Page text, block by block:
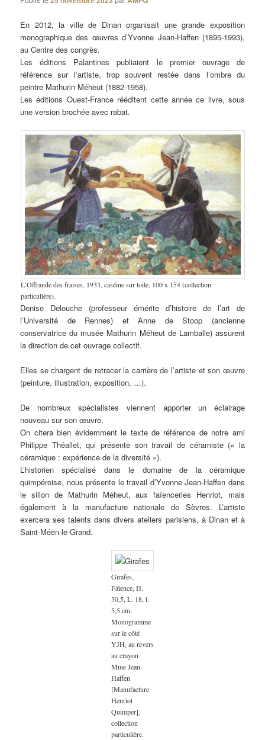
En 2012, la ville de Dinan organisait une grande exposition
monographique des œuvres d’Yvonne Jean-Haffen (1895-1993),
au Centre des congrès.
Les éditions Palantines publiaient le premier ouvrage de
référence sur l’artiste, trop souvent restée dans l’ombre du
peintre Mathurin Méheut (1882-1958).
Les éditions Ouest-France rééditent cette année ce livre, sous
une version brochée avec rabat.
L’Offrande des fraises, 1933, caséine sur toile, 100 x 154 (collection
particulière).
Denise Delouche (professeur émérite d’histoire de l’art de
l’Université de Rennes) et Anne de Stoop (ancienne
conservatrice du musée Mathurin Méheut de Lamballe) assurent
la direction de cet ouvrage collectif.
Elles se chargent de retracer la carrière de l’artiste et son œuvre
(peinture, illustration, exposition, …).
De nombreux spécialistes viennent apporter un éclairage
nouveau sur son œuvre.
On citera bien évidemment le texte de référence de notre ami
Philippe Théallet, qui présente son travail de céramiste (« la
céramique : expérience de la diversité »).
L’historien spécialisé dans le domaine de la céramique
quimpéroise, nous présente le travail d’Yvonne Jean-Haffen dans
le sillon de Mathurin Méheut, aux faïenceries Henriot, mais
également à la manufacture nationale de Sèvres. L’artiste
exercera ses talents dans divers ateliers parisiens, à Dinan et à
Saint-Méen-le-Grand.
Girafes,
Faïence, H.
30,5, L. 18, l.
5,5 cm,
Monogramme
sur le côté
YJH, au revers
au crayon
Mme Jean-
Haffen
[Manufacture
Henriot
Quimper],
collection
particulière.